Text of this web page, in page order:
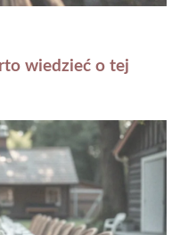
wiedzieć o tej